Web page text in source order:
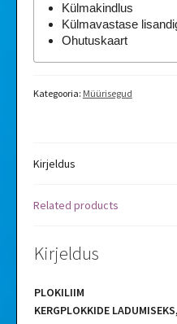
Külmakindlus
Külmavastase
Ohutuskaart
Kategooria: Müürisegud
Kirjeldus
Related products
Kirjeldus
PLOKILIIM
KERGPLOKKIDE